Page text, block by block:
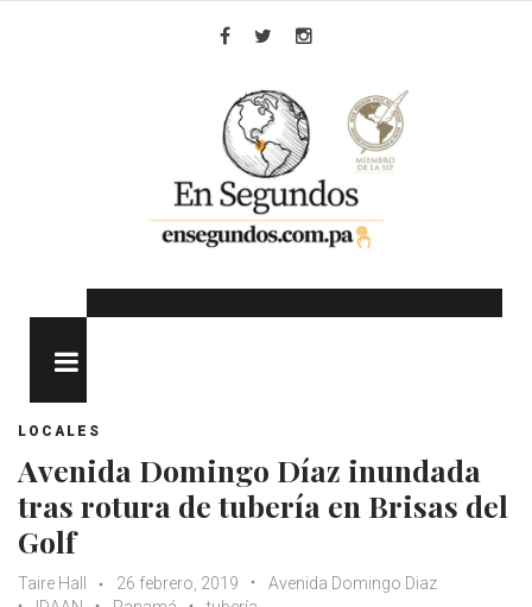
LOCALES
Avenida Domingo Díaz inundada
tras rotura de tubería en Brisas del
Golf
Taire Hall 26 febrero, 2019
Avenida Domingo Diaz